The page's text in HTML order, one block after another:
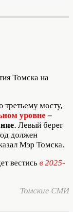
Томска на
третьему мосту,
уровне –
. Левый берег
должен
Мэр Томска.
вестись в 2025-
Томские СМИ